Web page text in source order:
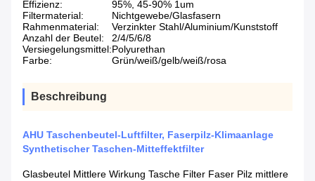
Effizienz:
95%, 45-90% 1um
Filtermaterial:
Nichtgewebe/Glasfasern
Rahmenmaterial:
Verzinkter Stahl/Aluminium/Kunststoff
Anzahl der Beutel:
2/4/5/6/8
Versiegelungsmittel:Polyurethan
Farbe:
Grün/weiß/gelb/weiß/rosa
Beschreibung
AHU Taschenbeutel-Luftfilter, Faserpilz-Klimaanlage
Synthetischer Taschen-Mitteffektfilter
Glasbeutel Mittlere Wirkung Tasche Filter Faser Pilz mittlere